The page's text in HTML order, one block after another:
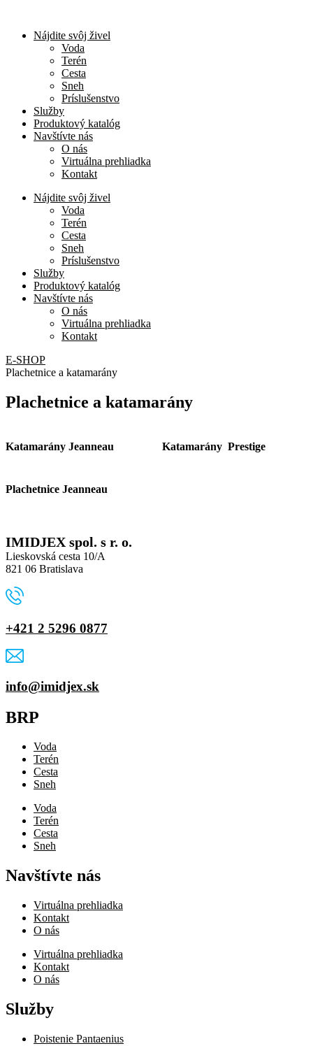
Nájdite svôj živel
Voda
Terén
Cesta
Sneh
Príslušenstvo
Služby
Produktový katalóg
Navštívte nás
O nás
Virtuálna prehliadka
Kontakt
Nájdite svôj živel
Voda
Terén
Cesta
Sneh
Príslušenstvo
Služby
Produktový katalóg
Navštívte nás
O nás
Virtuálna prehliadka
Kontakt
E-SHOP
Plachetnice a katamarány
Plachetnice a katamarány
Katamarány Jeanneau
Plachetnice Jeanneau
Katamarány Prestige
IMIDJEX spol. s r. o.
Lieskovská cesta 10/A
821 06 Bratislava
+421 2 5296 0877
info@imidjex.sk
BRP
Voda
Terén
Cesta
Sneh
Voda
Terén
Cesta
Sneh
Navštívte nás
Virtuálna prehliadka
Kontakt
O nás
Virtuálna prehliadka
Kontakt
O nás
Služby
Poistenie Pantaenius